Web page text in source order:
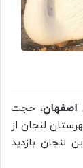
اصفهان، حجت
لنجان از
لنجان بازدید